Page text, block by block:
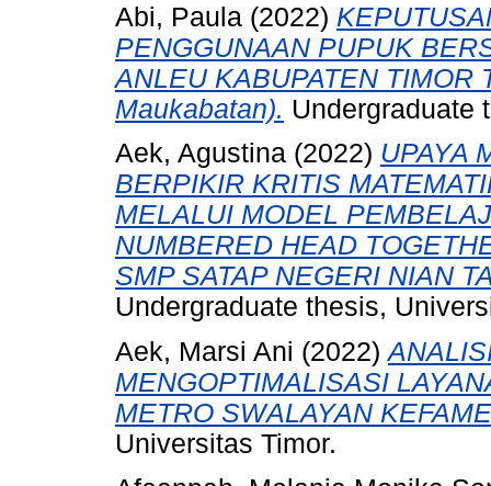
Abi, Paula (2022)
PENGGUNAAN PUPUK
ANLEU KABUPATEN TIMOR
Maukabatan). Undergraduate
Aek, Agustina (2022) UPAYA
BERPIKIR KRITIS
MELALUI MODEL
NUMBERED HEAD
SMP SATAP NEGERI NIAN
Undergraduate thesis,
Aek, Marsi Ani (2022)
MENGOPTIMALISASI
METRO SWALAYAN
Universitas Timor.